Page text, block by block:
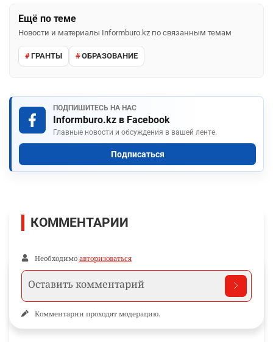
Ещё по теме
Новости и материалы Informburo.kz по связанным темам
ГРАНТЫ ОБРАЗОВАНИЕ
ПОДПИШИТЕСЬ НА НАС
Informburo.kz в Facebook
Главные новости и обсуждения в вашей ленте.
Подписаться
КОММЕНТАРИИ
Необходимо авторизоваться
Комментарии проходят модерацию.